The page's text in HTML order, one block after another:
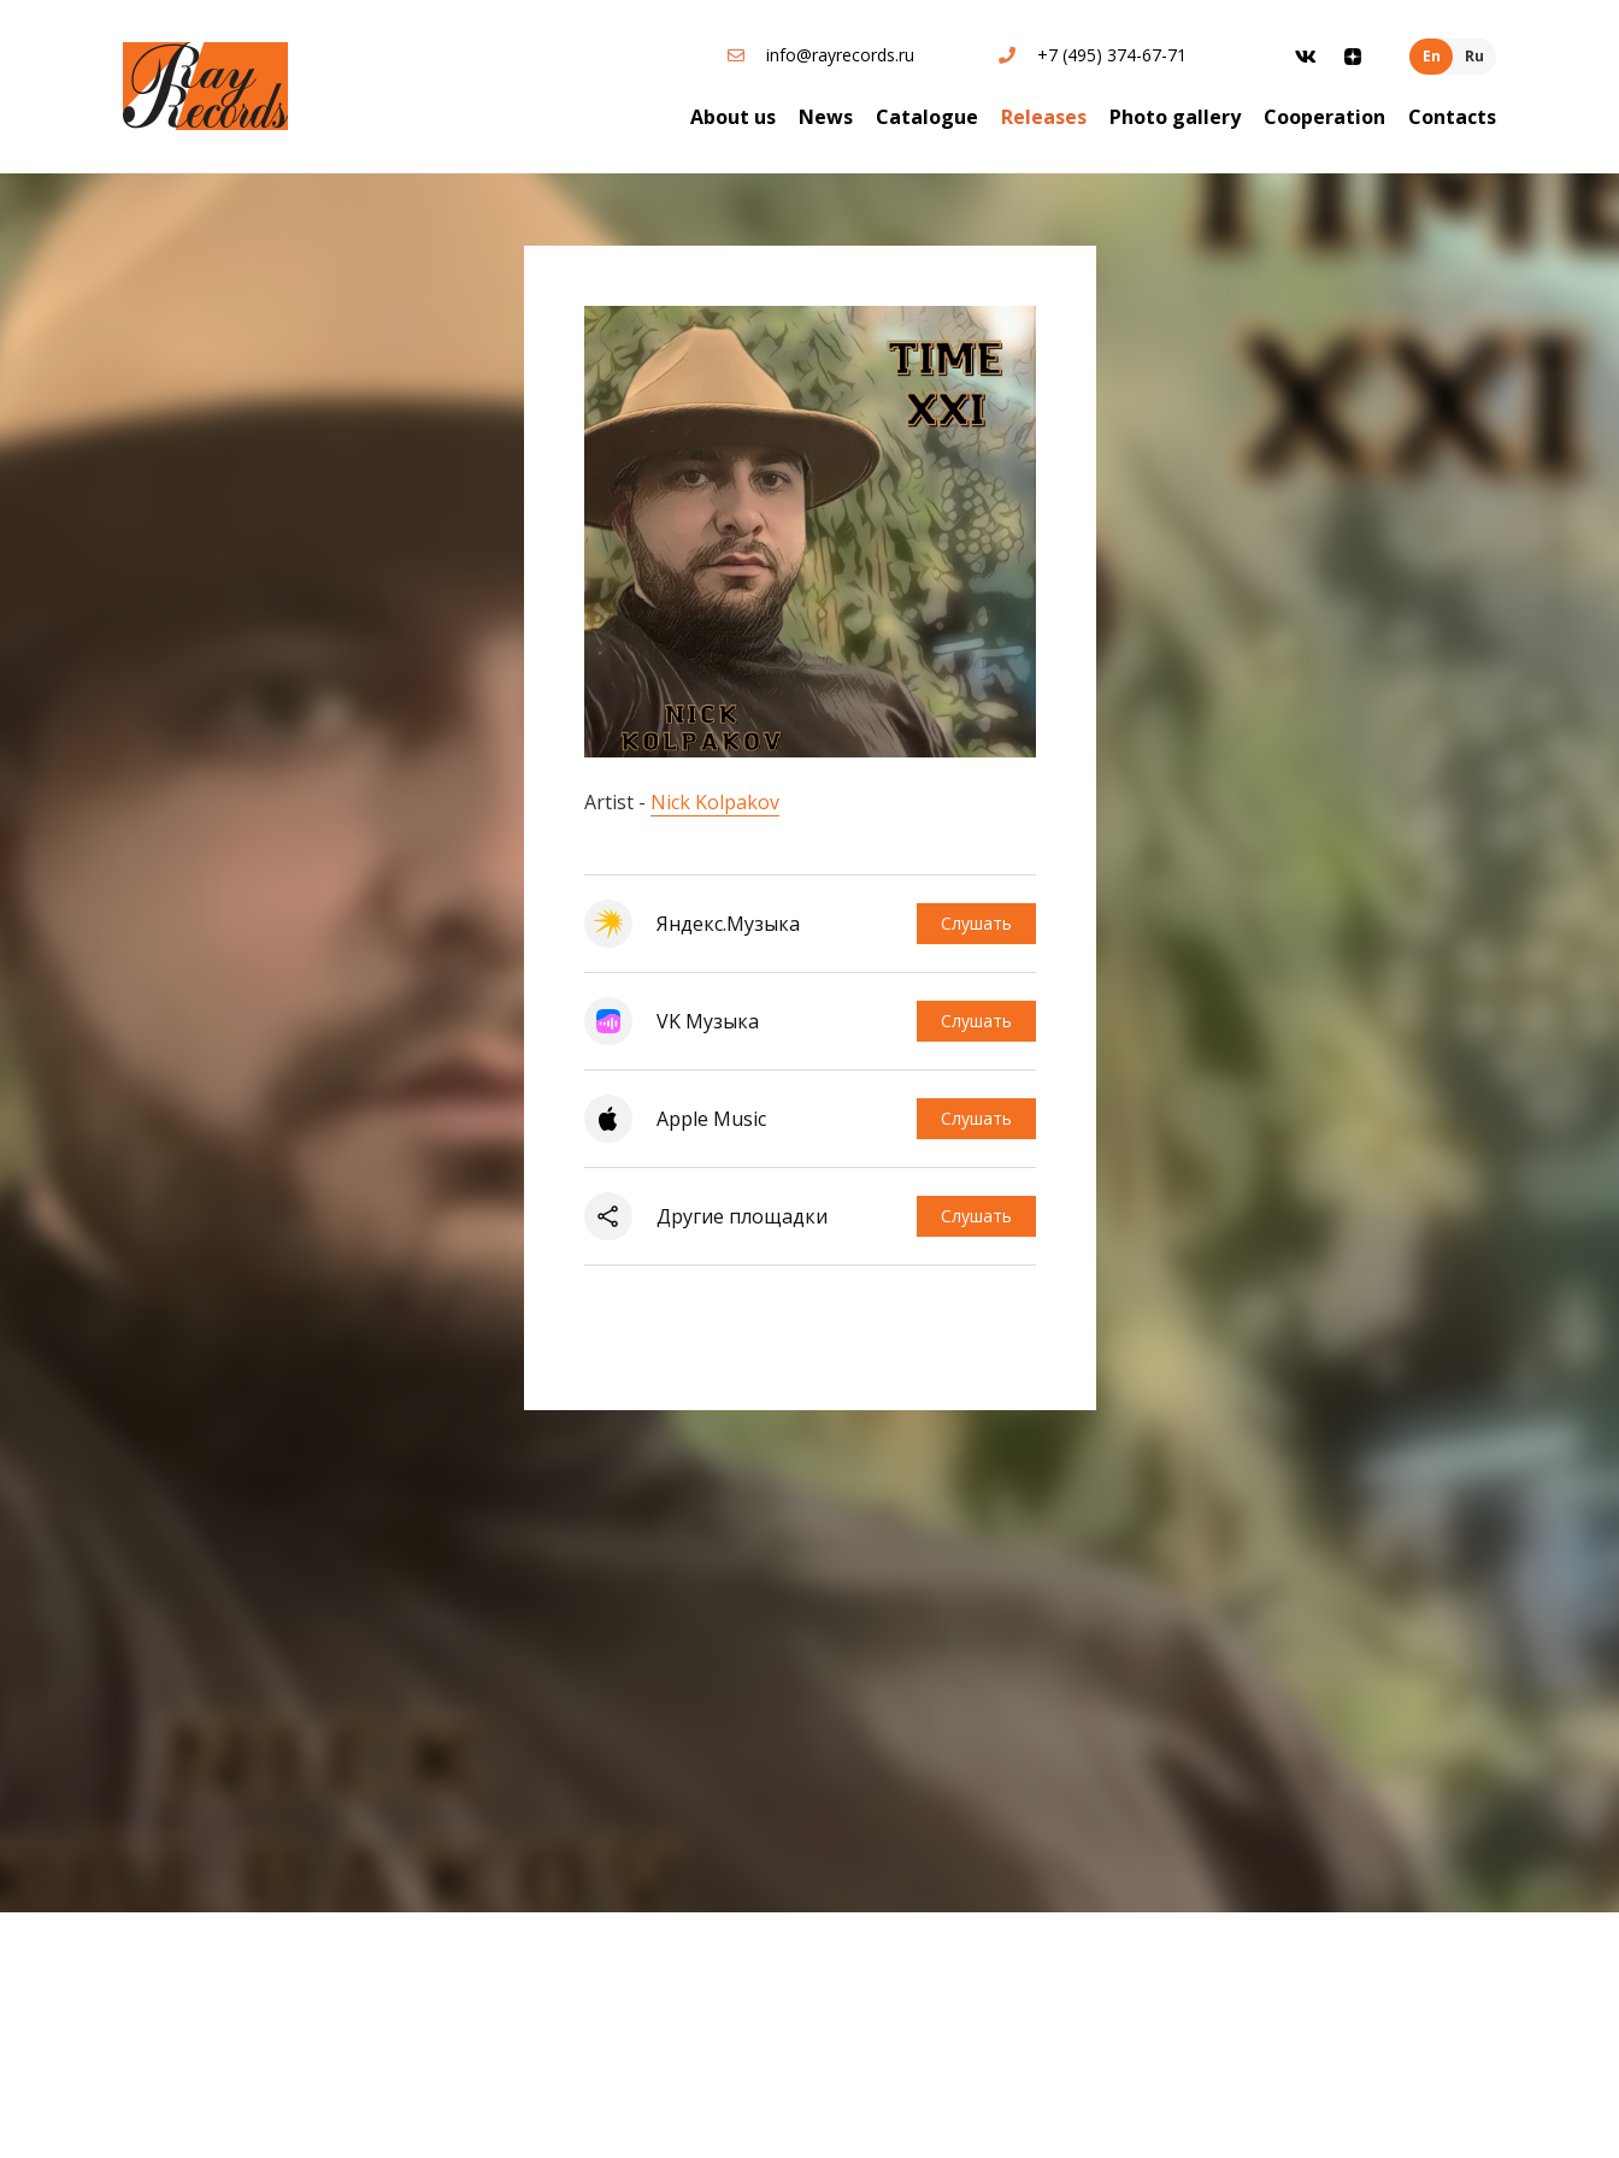
En Ru
+7 (495) 374-67-71
info@rayrecords.ru
About us News Catalogue Releases Photo gallery Cooperation Contacts
Artist - Nick Kolpakov
Яндекс.Музыка Слушать
VK Музыка Слушать
Apple Music Слушать
Другие площадки Слушать